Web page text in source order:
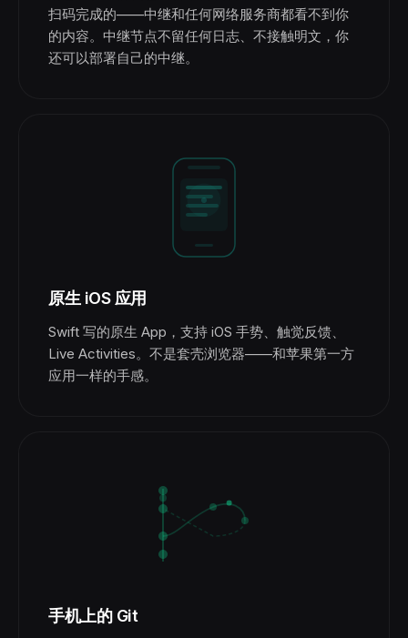
扫码完成的——中继和任何网络服务商都看不到你
的内容。中继节点不留任何日志、不接触明文，你
还可以部署自己的中继。
原生 iOS 应用
Swift 写的原生 App，支持 iOS 手势、触觉反馈、
Live Activities。不是套壳浏览器——和苹果第一方
应用一样的手感。
手机上的 Git